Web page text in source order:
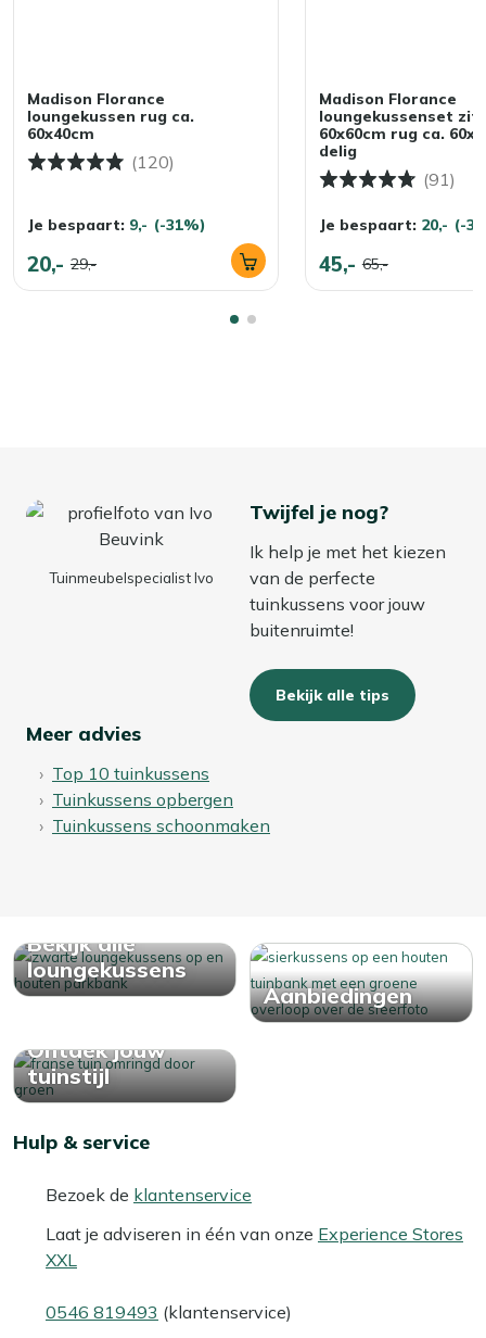
Madison Florance
loungekussen rug ca.
60x40cm
(120)
Je bespaart: 9,- (-31%)
20,- 29,-
Madison Florance
loungekussenset zit
60x60cm rug ca.
delig
(91)
Je bespaart: 20,- (-
45,- 65,-
Tuinmeubelspecialist Ivo
Twijfel je nog?
Ik help je met het kiezen
van de perfecte
tuinkussens voor jouw
buitenruimte!
Bekijk alle tips
Meer advies
Top 10 tuinkussens
Tuinkussens opbergen
Tuinkussens schoonmaken
Bekijk alle
loungekussens
Aanbiedingen
Ontdek jouw
tuinstijl
Hulp & service
Bezoek de klantenservice
Laat je adviseren in één van onze Experience Stores
XXL
0546 819493 (klantenservice)